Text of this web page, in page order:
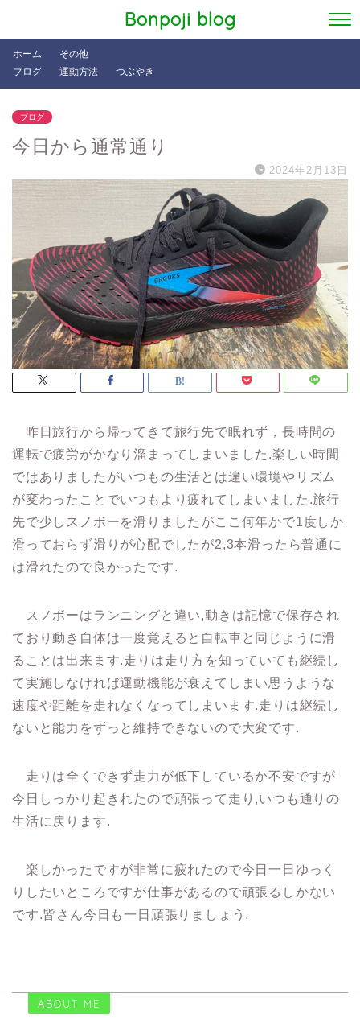
Bonpoji blog
ホーム
ブログ
その他
運動方法
つぶやき
ブログ
今日から通常通り
2024年2月13日
昨日旅行から帰ってきて旅行先で眠れず，長時間の
運転で疲労がかなり溜まってしまいました.楽しい時間
ではありましたがいつもの生活とは違い環境やリズム
が変わったことでいつもより疲れてしまいました.旅行
先で少しスノボーを滑りましたがここ何年かで1度しか
滑っておらず滑りが心配でしたが2,3本滑ったら普通に
は滑れたので良かったです.
スノボーはランニングと違い,動きは記憶で保存され
ており動き自体は一度覚えると自転車と同じように滑
ることは出来ます.走りは走り方を知っていても継続し
て実施しなければ運動機能が衰えてしまい思うような
速度や距離を走れなくなってしまいます.走りは継続し
ないと能力をずっと維持できないので大変です.
走りは全くできず走力が低下しているか不安ですが
今日しっかり起きれたので頑張って走り,いつも通りの
生活に戻ります.
楽しかったですが非常に疲れたので今日一日ゆっく
りしたいところですが仕事があるので頑張るしかない
です.皆さん今日も一日頑張りましょう.
ABOUT ME